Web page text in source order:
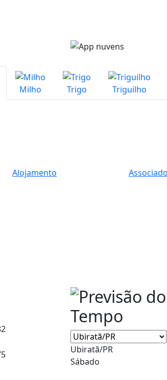
Milho Trigo Triguilho
Alojamento
Tempo
Ubiratã/PR
Sábado